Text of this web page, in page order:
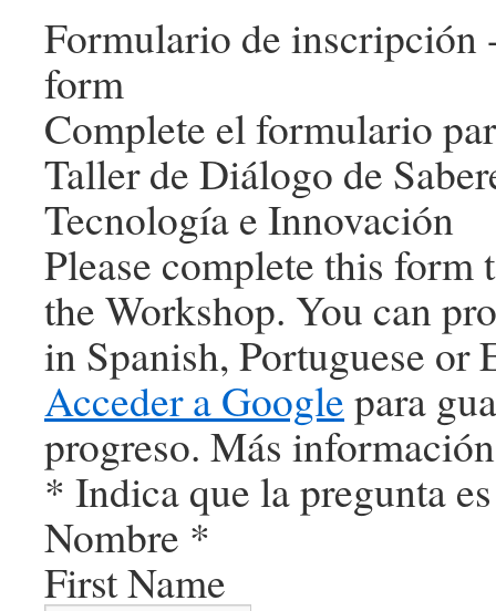
Formulario de inscripción
form
Complete el formulario
Taller de Diálogo de
Tecnología e Innovación
Please complete this form
the Workshop. You can
in Spanish, Portuguese or
Acceder a Googlepara
progreso. Más información
* Indica que la pregunta
Nombre *
First Name